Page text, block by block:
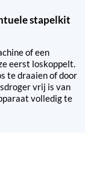
of een
eerst loskoppelt.
te draaien of door
vrij is van
volledig te